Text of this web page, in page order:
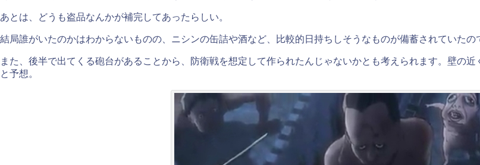
あとは、どうも盗品なんかが補完してあったらしい。
結局誰がいたのかはわからないものの、ニシンの缶詰や酒など、比較的日持ちしそうなものが備蓄されていた
また、後半で出てくる砲台があることから、防衛戦を想定して作られたんじゃないかとも考えられます。壁の
と予想。